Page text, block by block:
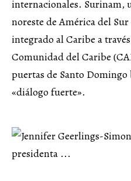
internacionales. Surinam,
noreste de América del
integrado al Caribe a
Comunidad del Caribe
puertas de Santo
«diálogo fuerte».